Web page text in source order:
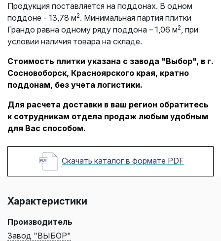
Продукция поставляется на поддонах. В одном
поддоне - 13,78 м2. Минимальная партия плитки
Грандо равна одному ряду поддона – 1,06 м2 , при
условии наличия товара на складе.
Стоимость плитки указана с завода "Выбор", в г.
Сосновоборск, Красноярского края, кратно
поддонам, без учета логистики.
Для расчета доставки в ваш регион обратитесь
к сотрудникам отдела продаж любым удобным
для Вас способом.
Скачать каталог в формате PDF
Характеристики
Производитель
Завод "ВЫБОР"